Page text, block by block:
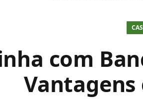
com
Vantagens